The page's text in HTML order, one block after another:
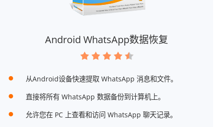
Android WhatsApp数据恢复
从Android设备快速提取 WhatsApp 消息和文件。
直接将所有 WhatsApp 数据备份到计算机上。
允许您在 PC 上查看和访问 WhatsApp 聊天记录。